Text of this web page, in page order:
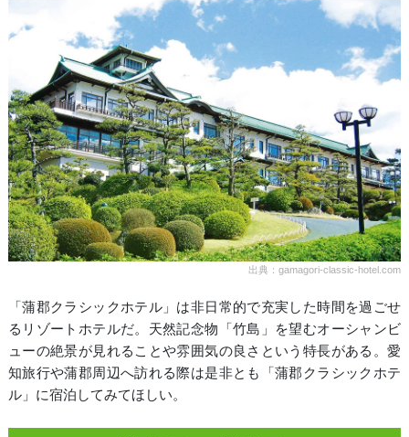
出典：gamagori-classic-hotel.com
「蒲郡クラシックホテル」は非日常的で充実した時間を過ごせ
るリゾートホテルだ。天然記念物「竹島」を望むオーシャンビ
ューの絶景が見れることや雰囲気の良さという特長がある。愛
知旅行や蒲郡周辺へ訪れる際は是非とも「蒲郡クラシックホテ
ル」に宿泊してみてほしい。